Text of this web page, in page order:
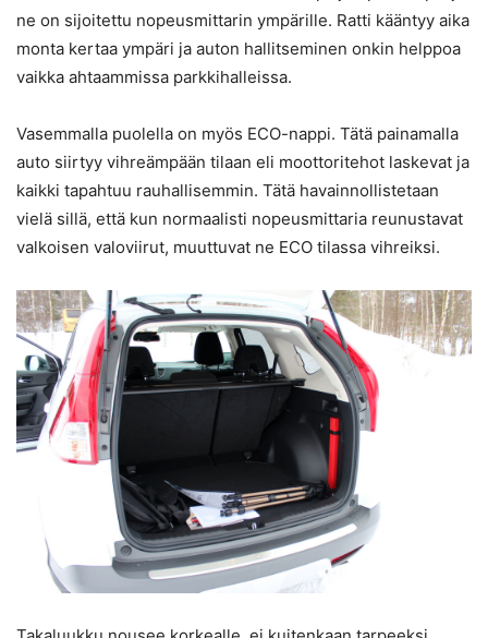
ne on sijoitettu nopeusmittarin ympärille. Ratti kääntyy aika
monta kertaa ympäri ja auton hallitseminen onkin helppoa
vaikka ahtaammissa parkkihalleissa.
Vasemmalla puolella on myös ECO-nappi. Tätä painamalla
auto siirtyy vihreämpään tilaan eli moottoritehot laskevat ja
kaikki tapahtuu rauhallisemmin. Tätä havainnollistetaan
vielä sillä, että kun normaalisti nopeusmittaria reunustavat
valkoisen valoviirut, muuttuvat ne ECO tilassa vihreiksi.